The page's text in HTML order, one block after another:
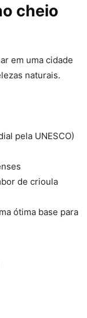
cheio
em uma cidade
naturais.
pela UNESCO)
de crioula
ótima base para